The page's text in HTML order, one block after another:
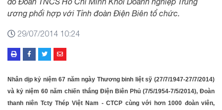
ương phối hợp với Tỉnh đoàn Điện Biên tổ chức.
29/07/2014 10:24
Nhân dịp kỷ niệm 67 năm ngày Thương binh liệt sỹ (27/7/1947-27/7/2014)
và kỷ niệm 60 năm chiến thắng Điện Biên Phủ (7/5/1954-7/5/2014), Đoàn
thanh niên Tcty Thép Việt Nam - CTCP cùng với hơn 1000 đoàn viên,